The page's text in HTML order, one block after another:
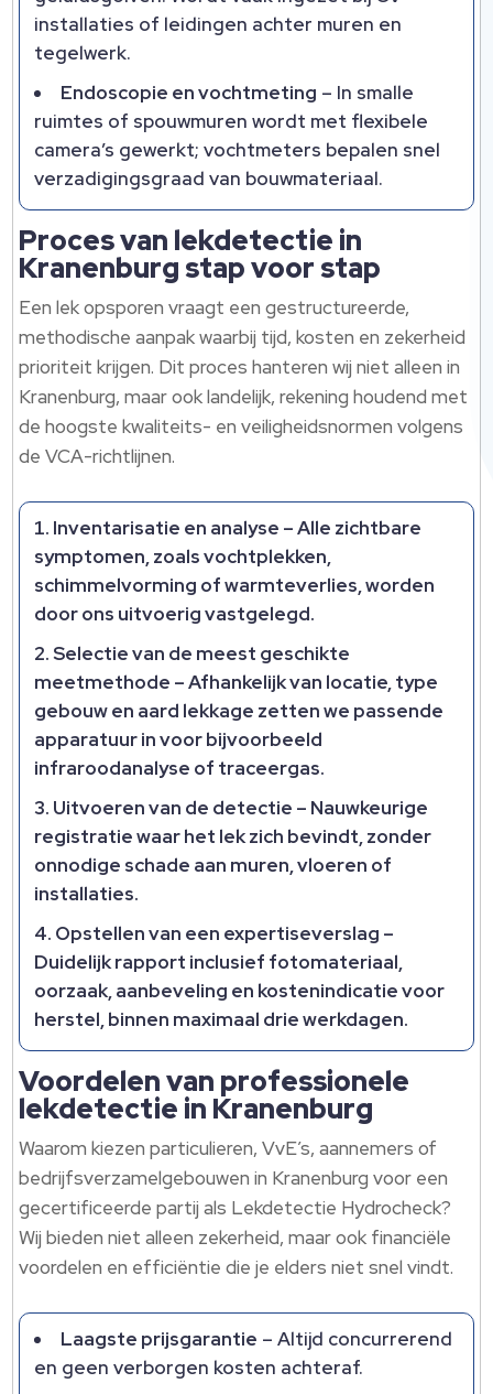
installaties of leidingen achter muren en
tegelwerk.​
Endoscopie en vochtmeting – In smalle
ruimtes of spouwmuren wordt met flexibele
camera’s gewerkt; vochtmeters bepalen snel
verzadigingsgraad van bouwmateriaal.​
Proces van lekdetectie in
Kranenburg stap voor stap
Een lek opsporen vraagt een gestructureerde,
methodische aanpak waarbij tijd, kosten en zekerheid
prioriteit krijgen.​ Dit proces hanteren wij niet alleen in
Kranenburg, maar ook landelijk, rekening houdend met
de hoogste kwaliteits- en veiligheidsnormen volgens
de VCA-richtlijnen.​
Inventarisatie en analyse – Alle zichtbare
symptomen, zoals vochtplekken,
schimmelvorming of warmteverlies, worden
door ons uitvoerig vastgelegd.​
Selectie van de meest geschikte
meetmethode – Afhankelijk van locatie, type
gebouw en aard lekkage zetten we passende
apparatuur in voor bijvoorbeeld
infraroodanalyse of traceergas.​
Uitvoeren van de detectie – Nauwkeurige
registratie waar het lek zich bevindt, zonder
onnodige schade aan muren, vloeren of
installaties.​
Opstellen van een expertiseverslag –
Duidelijk rapport inclusief fotomateriaal,
oorzaak, aanbeveling en kostenindicatie voor
herstel, binnen maximaal drie werkdagen.​
Voordelen van professionele
lekdetectie in Kranenburg
Waarom kiezen particulieren, VvE’s, aannemers of
bedrijfsverzamelgebouwen in Kranenburg voor een
gecertificeerde partij als Lekdetectie Hydrocheck?
Wij bieden niet alleen zekerheid, maar ook financiële
voordelen en efficiëntie die je elders niet snel vindt.​
Laagste prijsgarantie – Altijd concurrerend
en geen verborgen kosten achteraf.​